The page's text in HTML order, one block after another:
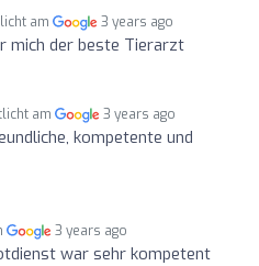
am 3 years ago
mich der beste Tierarzt
am 3 years ago
kompetente und
3 years ago
war sehr kompetent